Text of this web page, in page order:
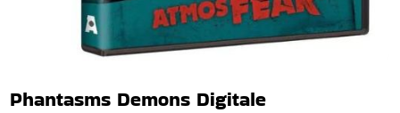
Phantasms Demons Digitale